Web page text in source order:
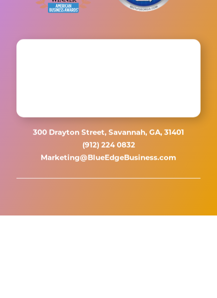
300 Drayton Street, Savannah, GA, 31401
(912) 224 0832
Marketing@BlueEdgeBusiness.com